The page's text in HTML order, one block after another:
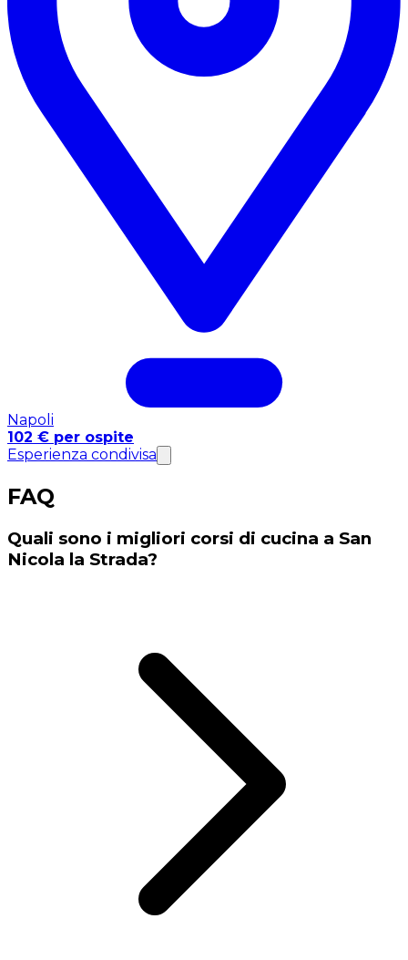
Napoli
102 € per ospite
Esperienza condivisa
FAQ
Quali sono i migliori corsi di cucina a San
Nicola la Strada?